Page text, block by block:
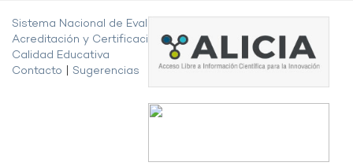
Sistema Nacional de Evaluación,
Acreditación y Certificación de la
Calidad Educativa
Contacto
Sugerencias